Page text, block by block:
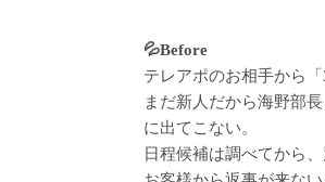
💦Before
テレアポのお相手から
まだ新人だから海野部
に出てこない。
日程候補は調べてから